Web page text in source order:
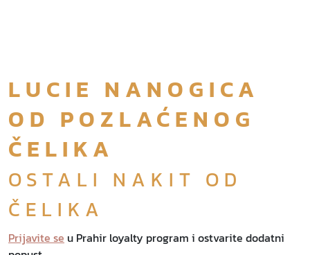
LUCIE NANOGICA
OD POZLAĆENOG
ČELIKA
OSTALI NAKIT OD
ČELIKA
Prijavite se u Prahir loyalty program i ostvarite dodatni